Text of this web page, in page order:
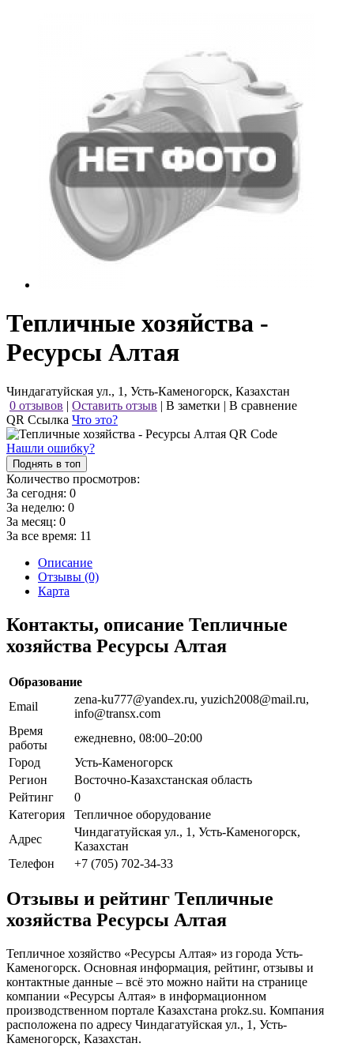
Тепличные хозяйства -
Ресурсы Алтая
Чиндагатуйская ул., 1, Усть-Каменогорск, Казахстан
0 отзывов | Оставить отзыв | В заметки | В сравнение
QR Ссылка Что это?
Нашли ошибку?
Поднять в топ
Количество просмотров:
За сегодня: 0
За неделю: 0
За месяц: 0
За все время: 11
Описание
Отзывы (0)
Карта
Контакты, описание Тепличные
хозяйства Ресурсы Алтая
Образование
Email
zena-ku777@yandex.ru, yuzich2008@mail.ru,
info@transx.com
Время
работы
ежедневно, 08:00–20:00
Город
Усть-Каменогорск
Регион
Восточно-Казахстанская область
Рейтинг
0
Категория
Тепличное оборудование
Адрес
Чиндагатуйская ул., 1, Усть-Каменогорск,
Казахстан
Телефон
+7 (705) 702-34-33
Отзывы и рейтинг Тепличные
хозяйства Ресурсы Алтая
Тепличное хозяйство «Ресурсы Алтая» из города Усть-
Каменогорск. Основная информация, рейтинг, отзывы и
контактные данные – всё это можно найти на странице
компании «Ресурсы Алтая» в информационном
производственном портале Казахстана prokz.su. Компания
расположена по адресу Чиндагатуйская ул., 1, Усть-
Каменогорск, Казахстан.